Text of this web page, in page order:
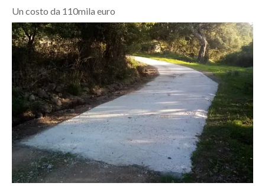
MONDO
POLITICA
ECONOMIA
SERVIZI ALLE IMPRESE
LAVORO
BANDI
SPORT IN SARDEGNA
Un costo da 110mila euro